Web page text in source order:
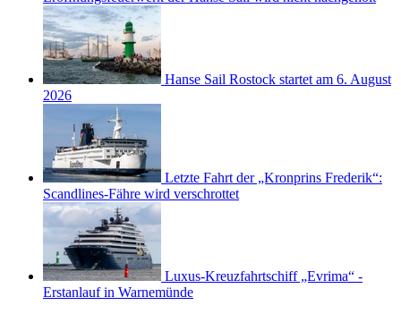
Hanse Sail Rostock startet am 6. August
2026
Letzte Fahrt der „Kronprins Frederik“:
Scandlines-Fähre wird verschrottet
Luxus-Kreuzfahrtschiff „Evrima“ -
Erstanlauf in Warnemünde